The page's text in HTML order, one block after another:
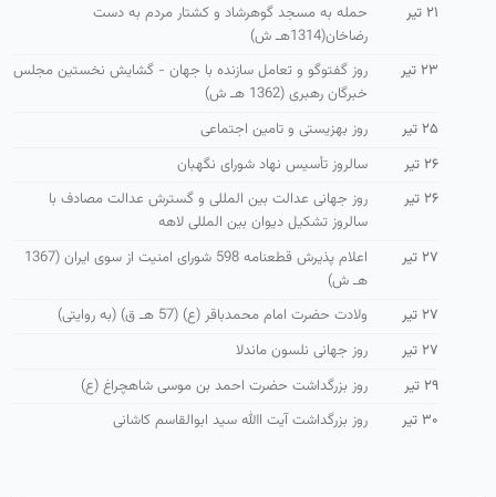
۲۱ تیر
حمله به مسجد گوهرشاد و كشتار مردم به دست
رضاخان(1314هـ ش)
۲۳ تیر
روز گفتوگو و تعامل سازنده با جهان - گشایش نخستین مجلس
خبرگان رهبری (1362 هـ ش)
۲۵ تیر
روز بهزیستی و تامین اجتماعی
۲۶ تیر
سالروز تأسیس نهاد شورای نگهبان
۲۶ تیر
روز جهانی عدالت بین المللی و گسترش عدالت مصادف با
سالروز تشکیل دیوان بین المللی لاهه
۲۷ تیر
اعلام پذیرش قطعنامه 598 شورای امنیت از سوی ایران (1367
هـ ش)
۲۷ تیر
ولادت حضرت امام محمدباقر (ع) (57 هـ ق) (به روایتی)
۲۷ تیر
روز جهانی نلسون ماندلا
۲۹ تیر
روز بزرگداشت حضرت احمد بن موسی شاهچراغ (ع)
۳۰ تیر
روز بزرگداشت آیت االله سید ابوالقاسم كاشانی